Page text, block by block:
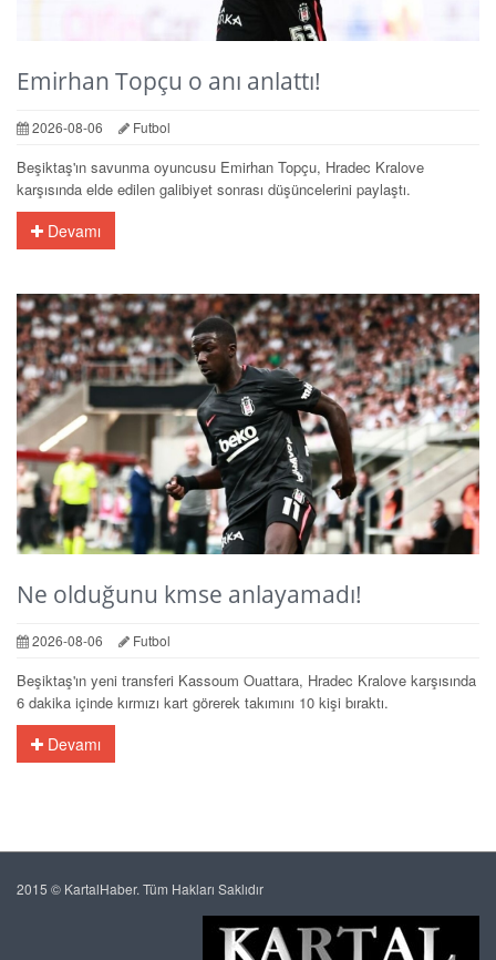
Emirhan Topçu o anı anlattı!
2026-08-06 Futbol
Beşiktaş'ın savunma oyuncusu Emirhan Topçu, Hradec Kralove
karşısında elde edilen galibiyet sonrası düşüncelerini paylaştı.
Devamı
Ne olduğunu kmse anlayamadı!
2026-08-06 Futbol
Beşiktaş'ın yeni transferi Kassoum Ouattara, Hradec Kralove karşısında
6 dakika içinde kırmızı kart görerek takımını 10 kişi bıraktı.
Devamı
2015 © KartalHaber. Tüm Hakları Saklıdır